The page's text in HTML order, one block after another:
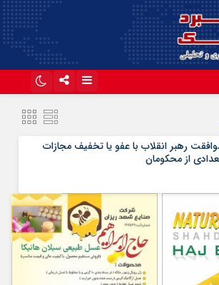
رهبر انقلاب با عفو یا تخفیف مجازات
از محکومان